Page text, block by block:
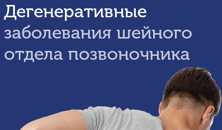
Дегенеративные
заболевания шейного
отдела позвоночника